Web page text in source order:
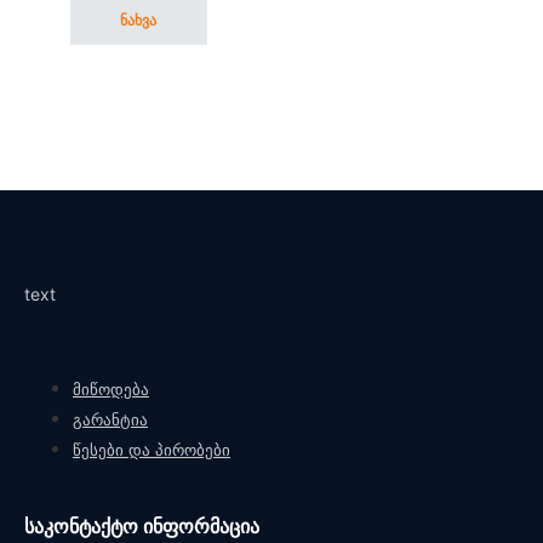
ნახვა
text
მიწოდება
გარანტია
წესები და პირობები
საკონტაქტო ინფორმაცია